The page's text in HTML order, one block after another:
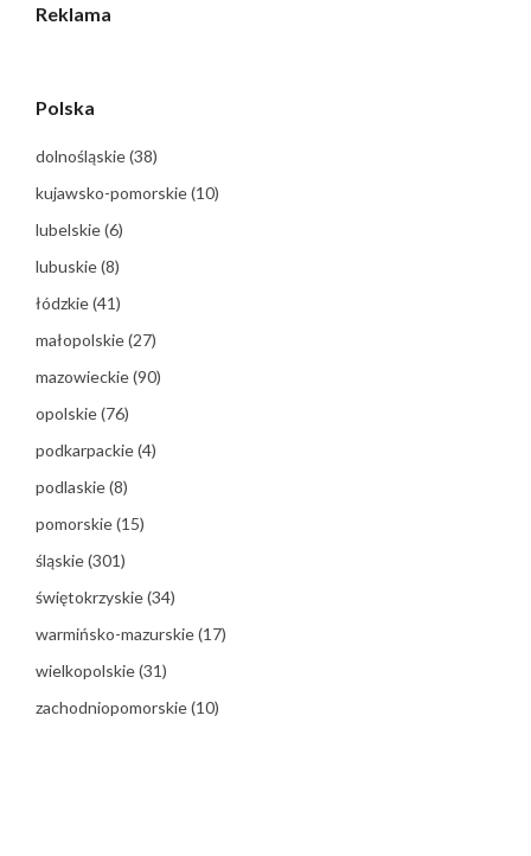
Reklama
Polska
dolnośląskie(38)
kujawsko-pomorskie(10)
lubelskie(6)
lubuskie(8)
łódzkie(41)
małopolskie(27)
mazowieckie(90)
opolskie(76)
podkarpackie(4)
podlaskie(8)
pomorskie(15)
śląskie(301)
świętokrzyskie(34)
warmińsko-mazurskie(17)
wielkopolskie(31)
zachodniopomorskie(10)